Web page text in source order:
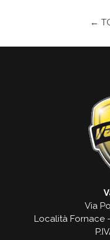
←
Via
Località Fornace